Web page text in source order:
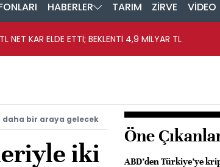
HABERLER TARIM ZİRVE VİDEO
NET KAR ELDE ETTİ; BEKLENTİ 4,9 MİLYAR TL
daha bir araya gelecek
iki
Öne
ABD’den Türkiye’ye